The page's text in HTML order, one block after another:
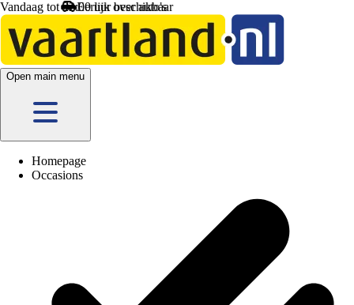
Vandaag tot 22:00 uur beschikbaar
Open main menu
Homepage
Occasions